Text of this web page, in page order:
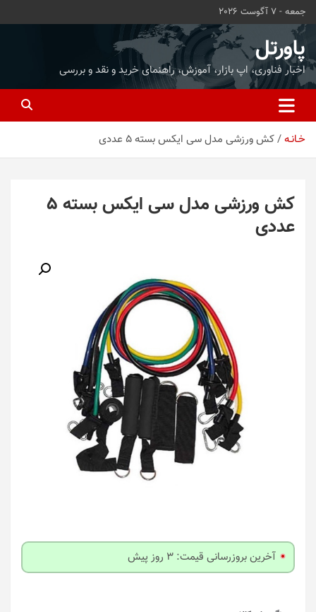
محتوا
بروید
جمعه - 7 آگوست 2026
پاورتل
اخبار فناوری، اپ بازار، آموزش، راهنمای خرید و نقد و بررسی
خـانـه کش ورزشی مدل سی ایکس بسته 5 عددی
کش ورزشی مدل سی ایکس بسته 5
عددی
آخرین بروزرسانی قیمت: 3 روز پیش